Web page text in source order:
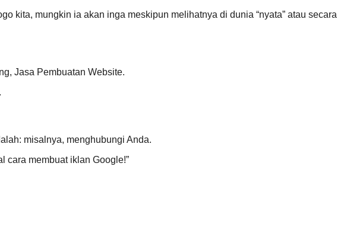
kita, mungkin ia akan inga meskipun melihatnya di dunia “nyata” atau secara
Jasa Pembuatan Website.
misalnya, menghubungi Anda.
cara membuat iklan Google!”